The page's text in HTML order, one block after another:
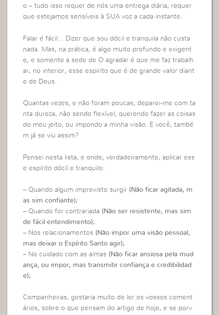
o – tudo isso requer de nós uma entrega diária; requer
que estejamos sensíveis à SUA voz a cada instante.
Falar é fácil… Dizer que sou dócil e tranquila não custa
nada. Mas, na prática, é algo muito profundo e exigent
e, e somente a sede de O agradar é que me faz trabalh
ar, no interior, esse espirito que é de grande valor diant
e de Deus.
Quantas vezes, e não foram poucas, deparei-me com ta
nta dureza, não sendo flexível, querendo fazer as coisas
do meu jeito, ou impondo a minha visão. E você, també
m já se viu assim?
Pensei nesta lista, e onde, verdadeiramente, aplicar ess
e espírito dócil e tranquilo:
– Quando algum imprevisto surgir (Não ficar agitada, m
as sim confiante);
– Quando for contrariada (Não ser resistente, mas sim
de fácil entendimento);
– Nos relacionamentos (Não impor uma visão pessoal,
mas deixar o Espírito Santo agir);
– No cuidado com as almas (Não ficar ansiosa pela mud
ança, ou impor, mas transmitir confiança e credibilidad
e);
Companheiras, gostaria muito de ler os vossos coment
ários, sobre o que pensam do artigo de hoje, e se porv